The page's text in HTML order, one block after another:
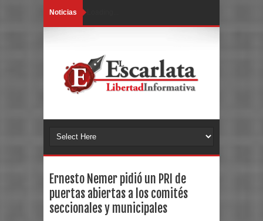
Noticias
Ernesto Nemer pidió un PRI de
puertas abiertas a los comités
seccionales y municipales